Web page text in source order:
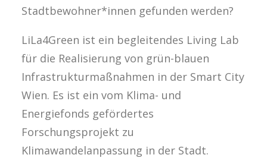
Stadtbewohner*innen gefunden werden?
LiLa4Green ist ein begleitendes Living Lab
für die Realisierung von grün-blauen
Infrastrukturmaßnahmen in der Smart City
Wien. Es ist ein vom Klima- und
Energiefonds gefördertes
Forschungsprojekt zu
Klimawandelanpassung in der Stadt.